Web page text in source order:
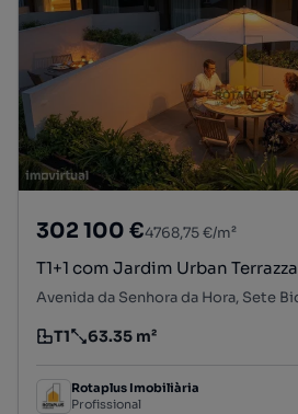
302 100 €4768,75 €/m²
T1+1 com Jardim Urban Terrazza
Tipologia
T1
Preço por metro quadrado
63.35 m²
Rotaplus Imobiliària
Profissional